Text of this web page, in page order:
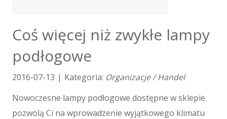
Biżuteria
Wyposażenie Wnętrz
Wyposażenie Łazienki
Odzież
Coś więcej niż zwykłe lampy
podłogowe
2016-07-13 | Kategoria: Organizacje / Handel
Nowoczesne lampy podłogowe dostępne w sklepie
pozwolą Ci na wprowadzenie wyjątkowego klimatu